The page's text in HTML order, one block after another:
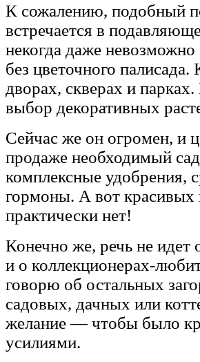
К сожалению, подобный
встречается в
некогда даже
без цветочного
дворах, скверах и
выбор декоративных
Сейчас же он огромен, и
продаже необходимый
комплексные удобрения,
гормоны. А вот красивых
практически нет!
Конечно же, речь не идет
и о коллекционерах-
говорю об остальных
садовых, дачных или
желание — чтобы было
усилиями.